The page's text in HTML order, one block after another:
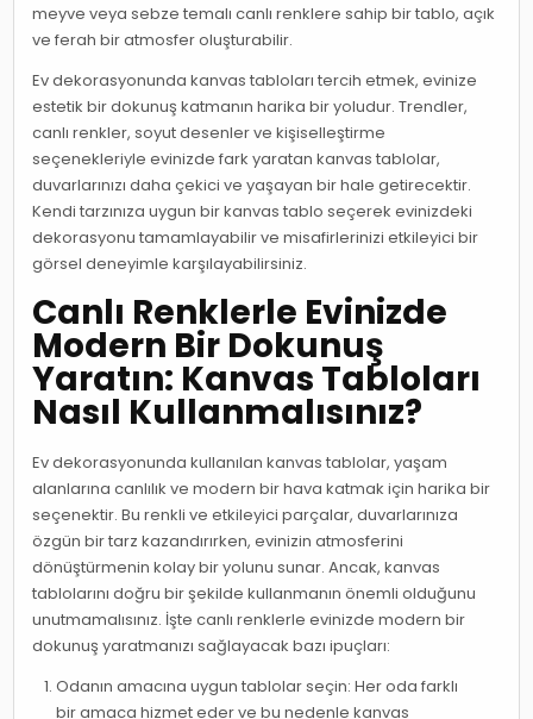
meyve veya sebze temalı canlı renklere sahip bir tablo, açık
ve ferah bir atmosfer oluşturabilir.
Ev dekorasyonunda kanvas tabloları tercih etmek, evinize
estetik bir dokunuş katmanın harika bir yoludur. Trendler,
canlı renkler, soyut desenler ve kişiselleştirme
seçenekleriyle evinizde fark yaratan kanvas tablolar,
duvarlarınızı daha çekici ve yaşayan bir hale getirecektir.
Kendi tarzınıza uygun bir kanvas tablo seçerek evinizdeki
dekorasyonu tamamlayabilir ve misafirlerinizi etkileyici bir
görsel deneyimle karşılayabilirsiniz.
Canlı Renklerle Evinizde
Modern Bir Dokunuş
Yaratın: Kanvas Tabloları
Nasıl Kullanmalısınız?
Ev dekorasyonunda kullanılan kanvas tablolar, yaşam
alanlarına canlılık ve modern bir hava katmak için harika bir
seçenektir. Bu renkli ve etkileyici parçalar, duvarlarınıza
özgün bir tarz kazandırırken, evinizin atmosferini
dönüştürmenin kolay bir yolunu sunar. Ancak, kanvas
tablolarını doğru bir şekilde kullanmanın önemli olduğunu
unutmamalısınız. İşte canlı renklerle evinizde modern bir
dokunuş yaratmanızı sağlayacak bazı ipuçları:
Odanın amacına uygun tablolar seçin: Her oda farklı
bir amaca hizmet eder ve bu nedenle kanvas